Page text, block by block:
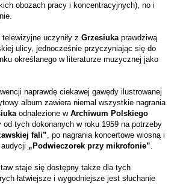
obozach pracy i koncentracyjnych), no i
telewizyjne uczyniły z Grzesiukaprawdziwą
ulicy, jednocześnie przyczyniając się do
określanego w literaturze muzycznej jako
naprawdę ciekawej gawędy ilustrowanej
album zawiera niemal wszystkie nagrania
odnalezione w Archiwum Polskiego
od tych dokonanych w roku 1959 na potrzeby
fali”, po nagrania koncertowe wiosną i
„Podwieczorek przy mikrofonie”.
staje się dostępny także dla tych
łatwiejsze i wygodniejsze jest słuchanie